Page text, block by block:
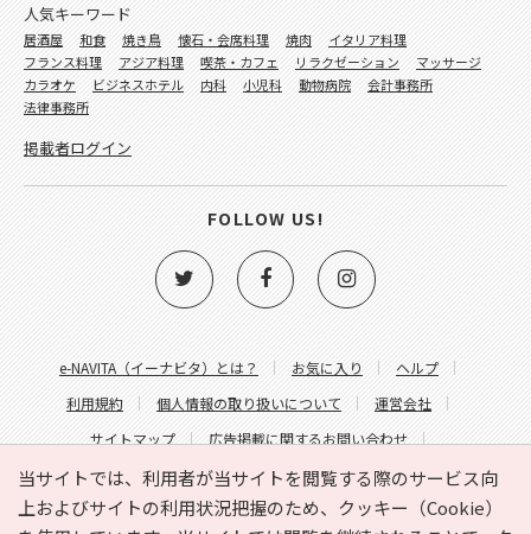
当サイトでは、利用者が当サイトを閲覧する際のサービス向
上およびサイトの利用状況把握のため、クッキー（Cookie）
e-NAVITA（イーナビタ）とは？ お気に入り
ヘルプ
利用規約
個人情報の取り扱いについて
運営会社
サイトマップ
広告掲載に関するお問い合わせ
サイトの内容に関するお問い合わせ
人気キーワード
居酒屋 和食 焼き鳥 懐石・会席料理 焼肉
イタリア料理
フランス料理
アジア料理 喫茶・カフェ リラクゼーション
マッサージ
カラオケ
ビジネスホテル 内科 小児科 動物病院
会計事務所
法律事務所
掲載者ログイン
FOLLOW US!